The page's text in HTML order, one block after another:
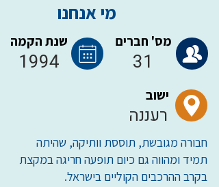
מי אנחנו
שנת הקמה
1994
מס' חברים
31
ישוב
רעננה
חבורה מגובשת, תוססת וותיקה, שהיתה
תמיד ומהווה גם כיום תופעה חריגה במקצת
בקרב ההרכבים הקוליים בישראל.